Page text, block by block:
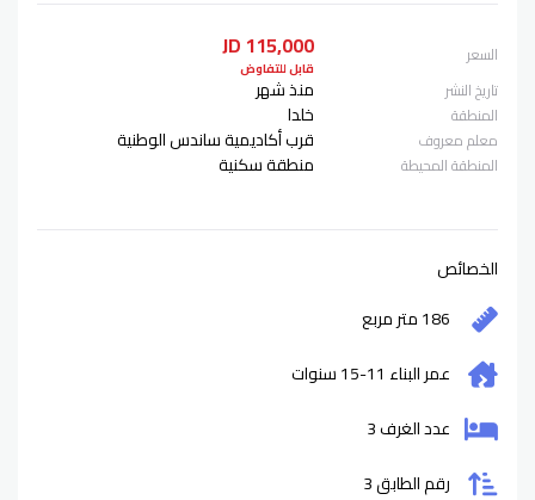
السعر 115,000 JD
قابل للتفاوض
تاريخ النشر منذ شهر
المنطقة خلدا
معلم معروف قرب أكاديمية ساندس الوطنية
المنطقة المحيطة منطقة سكنية
الخصائص
186 متر مربع
عمر البناء 11-15
سنوات
عدد الغرف 3
رقم الطابق 3